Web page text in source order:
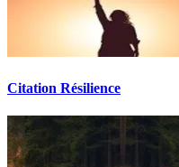
Citation Résilience